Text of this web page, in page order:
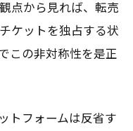
点から見れば、転売
ケットを独占する状
この非対称性を是正
トフォームは反省す